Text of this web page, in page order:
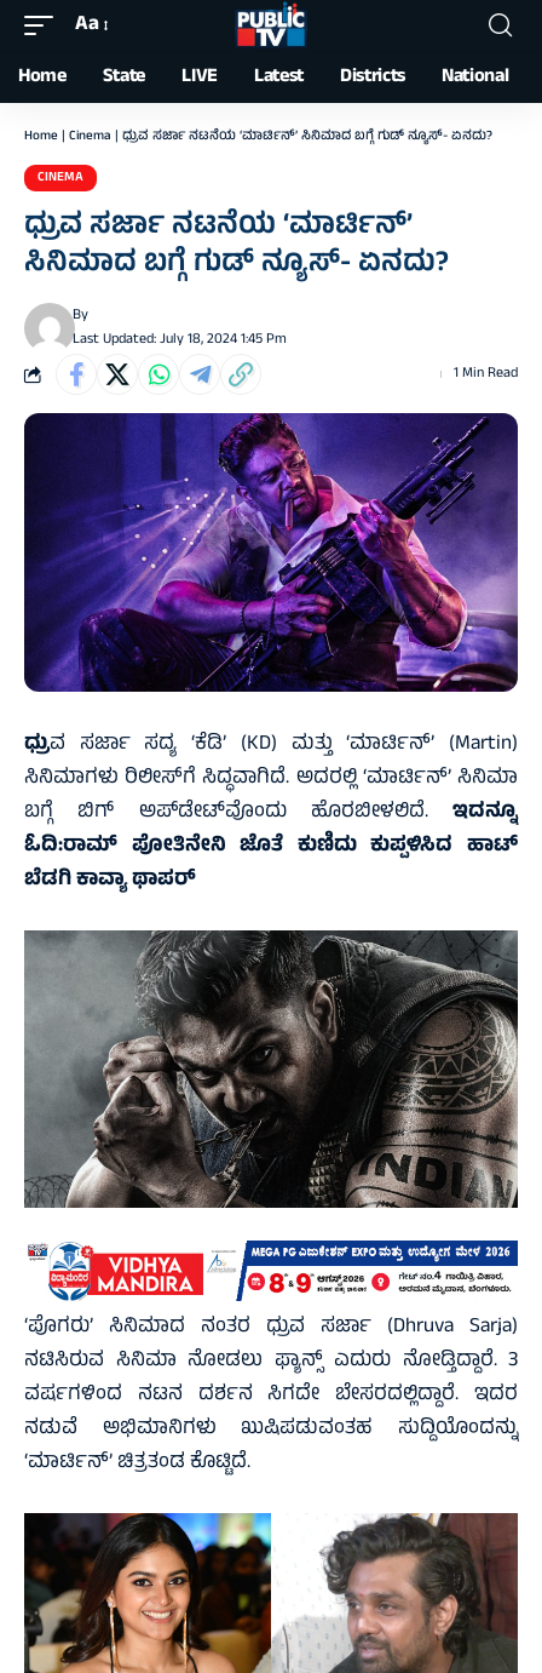
Font
Resizer
Aa
Home State LIVE Latest Districts National
Home | Cinema | ಧ್ರುವ ಸರ್ಜಾ ನಟನೆಯ ‘ಮಾರ್ಟಿನ್’ ಸಿನಿಮಾದ ಬಗ್ಗೆ ಗುಡ್ ನ್ಯೂಸ್- ಏನದು?
CINEMA
ಧ್ರುವ ಸರ್ಜಾ ನಟನೆಯ ‘ಮಾರ್ಟಿನ್’
ಸಿನಿಮಾದ ಬಗ್ಗೆ ಗುಡ್ ನ್ಯೂಸ್- ಏನದು?
Last Updated: July 18, 2024 1:45 Pm
By
1 Min Read
ಧ್ರುವ ಸರ್ಜಾ ಸದ್ಯ ‘ಕೆಡಿ’ (KD) ಮತ್ತು ‘ಮಾರ್ಟಿನ್’ (Martin)
ಸಿನಿಮಾಗಳು ರಿಲೀಸ್‌ಗೆ ಸಿದ್ಧವಾಗಿದೆ. ಅದರಲ್ಲಿ ‘ಮಾರ್ಟಿನ್’ ಸಿನಿಮಾ
ಬಗ್ಗೆ ಬಿಗ್ ಅಪ್‌ಡೇಟ್‌ವೊಂದು ಹೊರಬೀಳಲಿದೆ. ಇದನ್ನೂ
ಓದಿ:ರಾಮ್ ಪೋತಿನೇನಿ ಜೊತೆ ಕುಣಿದು ಕುಪ್ಪಳಿಸಿದ ಹಾಟ್
ಬೆಡಗಿ ಕಾವ್ಯಾ ಥಾಪರ್
‘ಪೊಗರು’ ಸಿನಿಮಾದ ನಂತರ ಧ್ರುವ ಸರ್ಜಾ (Dhruva Sarja)
ನಟಿಸಿರುವ ಸಿನಿಮಾ ನೋಡಲು ಫ್ಯಾನ್ಸ್ ಎದುರು ನೋಡ್ತಿದ್ದಾರೆ. 3
ವರ್ಷಗಳಿಂದ ನಟನ ದರ್ಶನ ಸಿಗದೇ ಬೇಸರದಲ್ಲಿದ್ದಾರೆ. ಇದರ
ನಡುವೆ ಅಭಿಮಾನಿಗಳು ಖುಷಿಪಡುವಂತಹ ಸುದ್ದಿಯೊಂದನ್ನು
‘ಮಾರ್ಟಿನ್’ ಚಿತ್ರತಂಡ ಕೊಟ್ಟಿದೆ.